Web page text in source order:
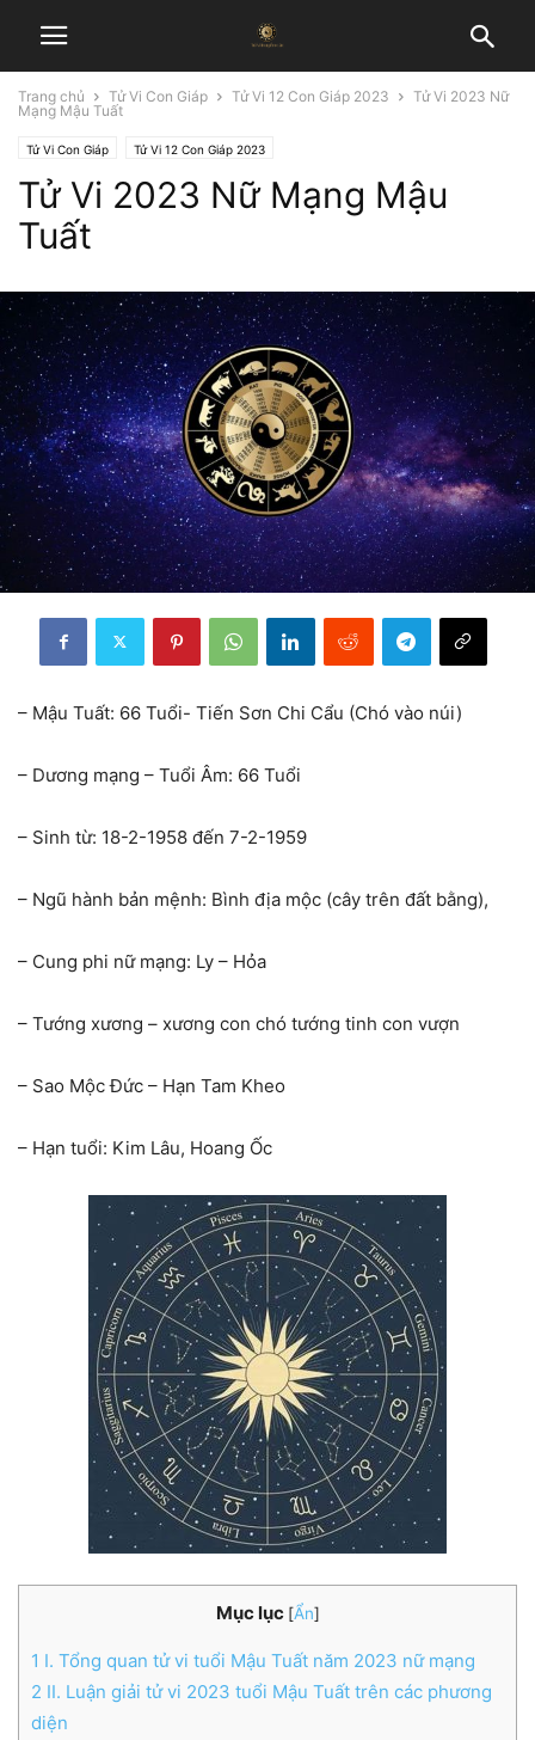
Trang chủ Tử Vi Con Giáp Tử Vi 12 Con Giáp 2023
Tử Vi 2023 Nữ
Mạng Mậu Tuất
Tử Vi Con Giáp Tử Vi 12 Con Giáp 2023
Tử Vi 2023 Nữ Mạng Mậu
Tuất
– Mậu Tuất: 66 Tuổi- Tiến Sơn Chi Cẩu (Chó vào núi)
– Dương mạng – Tuổi Âm: 66 Tuổi
– Sinh từ: 18-2-1958 đến 7-2-1959
– Ngũ hành bản mệnh: Bình địa mộc (cây trên đất bằng),
– Cung phi nữ mạng: Ly – Hỏa
– Tướng xương – xương con chó tướng tinh con vượn
– Sao Mộc Đức – Hạn Tam Kheo
– Hạn tuổi: Kim Lâu, Hoang Ốc
Mục lục [Ẩn]
1 I. Tổng quan tử vi tuổi Mậu Tuất năm 2023 nữ mạng
2 II. Luận giải tử vi 2023 tuổi Mậu Tuất trên các phương
diện